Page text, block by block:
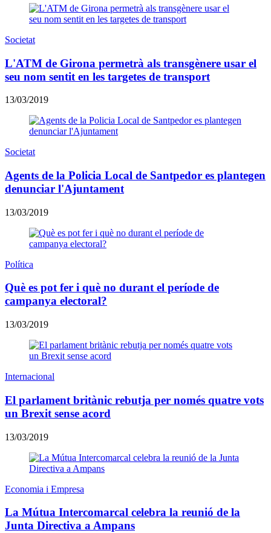
Societat
L'ATM de Girona permetrà als transgènere usar el
seu nom sentit en les targetes de transport
13/03/2019
Societat
Agents de la Policia Local de Santpedor es plantegen
denunciar l'Ajuntament
13/03/2019
Política
Què es pot fer i què no durant el període de
campanya electoral?
13/03/2019
Internacional
El parlament britànic rebutja per només quatre vots
un Brexit sense acord
13/03/2019
Economia i Empresa
La Mútua Intercomarcal celebra la reunió de la
Junta Directiva a Ampans